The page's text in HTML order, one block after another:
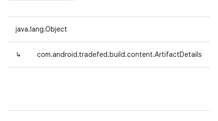
java.lang.Object
↳ com.android.tradefed.build.content.ArtifactDetails